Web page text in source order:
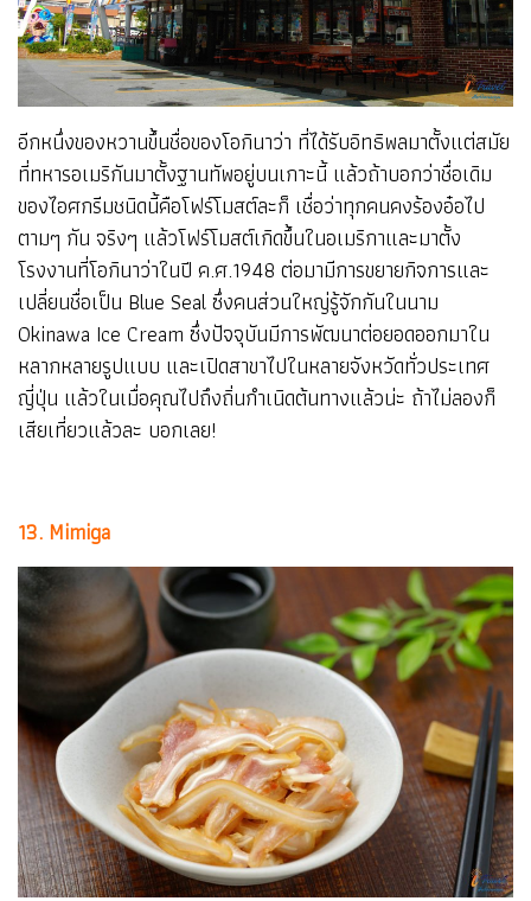
อีกหนึ่งของหวานขึ้นชื่อของโอกินาว่า ที่ได้รับอิทธิพลมาตั้งแต่สมัย
ที่ทหารอเมริกันมาตั้งฐานทัพอยู่บนเกาะนี้ แล้วถ้าบอกว่าชื่อเดิม
ของไอศกรีมชนิดนี้คือโฟร์โมสต์ละก็ เชื่อว่าทุกคนคงร้องอ๋อไป
ตามๆ กัน จริงๆ แล้วโฟร์โมสต์เกิดขึ้นในอเมริกาและมาตั้ง
โรงงานที่โอกินาว่าในปี ค.ศ.1948 ต่อมามีการขยายกิจการและ
เปลี่ยนชื่อเป็น Blue Seal ซึ่งคนส่วนใหญ่รู้จักกันในนาม
Okinawa Ice Cream ซึ่งปัจจุบันมีการพัฒนาต่อยอดออกมาใน
หลากหลายรูปแบบ และเปิดสาขาไปในหลายจังหวัดทั่วประเทศ
ญี่ปุ่น แล้วในเมื่อคุณไปถึงถิ่นกำเนิดต้นทางแล้วน่ะ ถ้าไม่ลองก็
เสียเที่ยวแล้วละ บอกเลย!
13. Mimiga